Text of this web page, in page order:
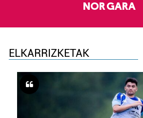
NOR GARA
ELKARRIZKETAK